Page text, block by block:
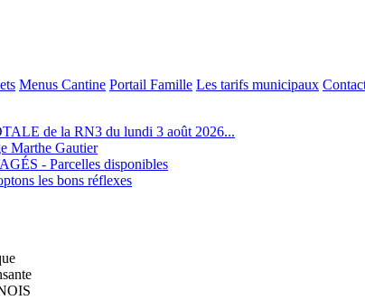
Menus Cantine Portail Famille Les tarifs municipaux
de la RN3 du lundi 3 août 2026...
Marthe Gautier
- Parcelles disponibles
les bons réflexes